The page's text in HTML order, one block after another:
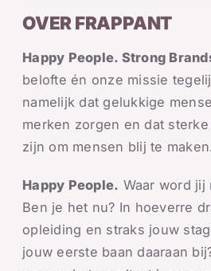
OVER FRAPPANT
Happy People. Strong
belofte én onze missie
namelijk dat gelukkige
merken zorgen en dat
zijn om mensen blij te
Happy People. Waar word jij
Ben je het nu? In hoeverre
opleiding en straks jouw
jouw eerste baan daaraan